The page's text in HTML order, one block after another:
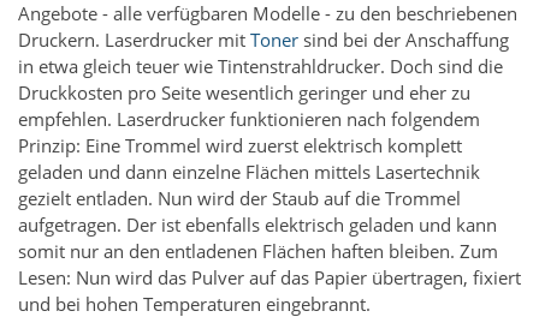
Angebote - alle verfügbaren Modelle - zu den beschriebenen
Druckern. Laserdrucker mit Toner sind bei der Anschaffung
in etwa gleich teuer wie Tintenstrahldrucker. Doch sind die
Druckkosten pro Seite wesentlich geringer und eher zu
empfehlen. Laserdrucker funktionieren nach folgendem
Prinzip: Eine Trommel wird zuerst elektrisch komplett
geladen und dann einzelne Flächen mittels Lasertechnik
gezielt entladen. Nun wird der Staub auf die Trommel
aufgetragen. Der ist ebenfalls elektrisch geladen und kann
somit nur an den entladenen Flächen haften bleiben. Zum
Lesen: Nun wird das Pulver auf das Papier übertragen, fixiert
und bei hohen Temperaturen eingebrannt.